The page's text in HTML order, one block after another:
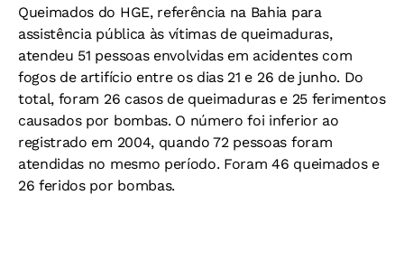
Queimados do HGE, referência na Bahia para
assistência pública às vítimas de queimaduras,
atendeu 51 pessoas envolvidas em acidentes com
fogos de artifício entre os dias 21 e 26 de junho. Do
total, foram 26 casos de queimaduras e 25 ferimentos
causados por bombas. O número foi inferior ao
registrado em 2004, quando 72 pessoas foram
atendidas no mesmo período. Foram 46 queimados e
26 feridos por bombas.